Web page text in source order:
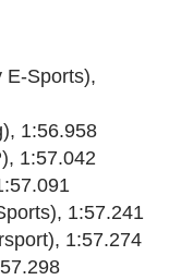
E-Sports),
1:56.958
1:57.042
1:57.241
1:57.274